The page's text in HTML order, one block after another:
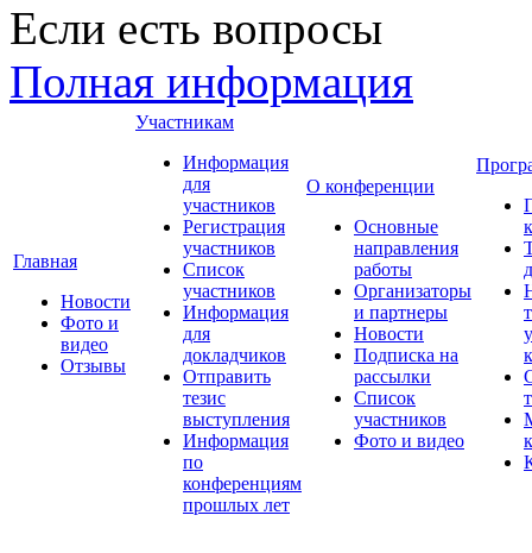
Если есть вопросы
Полная информация
Главная
Новости
Фото и
видео
Отзывы
Участникам
Информация
для
участников
Регистрация
участников
Список
участников
Информация
для
докладчиков
Отправить
тезис
выступления
Информация
по
конференциям
прошлых лет
О конференции
Основные
направления
работы
Организаторы
и партнеры
Новости
Подписка на
рассылки
Список
участников
Фото и видео